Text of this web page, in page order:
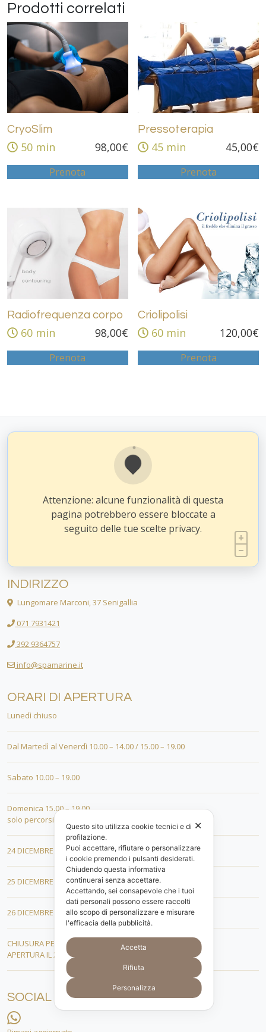
Prodotti correlati
CryoSlim
50 min 98,00€
Prenota
Pressoterapia
45 min 45,00€
Prenota
Radiofrequenza corpo
60 min 98,00€
Prenota
Criolipolisi
60 min 120,00€
Prenota
Attenzione: alcune funzionalità di questa
pagina potrebbero essere bloccate a
seguito delle tue scelte privacy.
INDIRIZZO
Lungomare Marconi, 37 Senigallia
071 7931421
392 9364757
info@spamarine.it
ORARI DI APERTURA
Lunedì chiuso
Dal Martedì al Venerdì 10.00 – 14.00 / 15.00 – 19.00
Sabato 10.00 – 19.00
Domenica 15.00 – 19.00
solo percorsi
24 DICEMBRE 10.00 – 18.00
25 DICEMBRE 15.00 – 19.00
26 DICEMBRE 15.00 – 19.00
CHIUSURA PER FERIE DAL 01 AL 19 GENNAIO
APERTURA IL 20 GENNAIO 2026
SOCIAL
✕
Questo sito utilizza cookie tecnici e di
profilazione.
Puoi accettare, rifiutare o personalizzare
i cookie premendo i pulsanti desiderati.
Chiudendo questa informativa
continuerai senza accettare.
Accettando, sei consapevole che i tuoi
dati personali possono essere raccolti
allo scopo di personalizzare e misurare
l'efficacia della pubblicità.
Accetta
Rifiuta
Personalizza